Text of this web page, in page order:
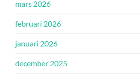
mars 2026
februari 2026
januari 2026
december 2025